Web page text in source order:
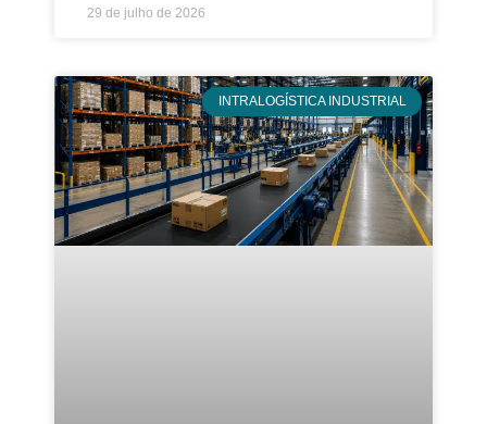
29 de julho de 2026
INTRALOGÍSTICA INDUSTRIAL